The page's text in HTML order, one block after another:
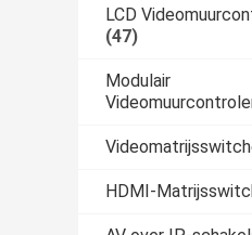
LCD
(47)
Modulair
HDMI-